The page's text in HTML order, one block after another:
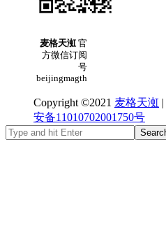
麦格天渱官
方微信订阅
号
beijingmagth
Copyright ©2021 麦格天渱 |
安备11010702001750号